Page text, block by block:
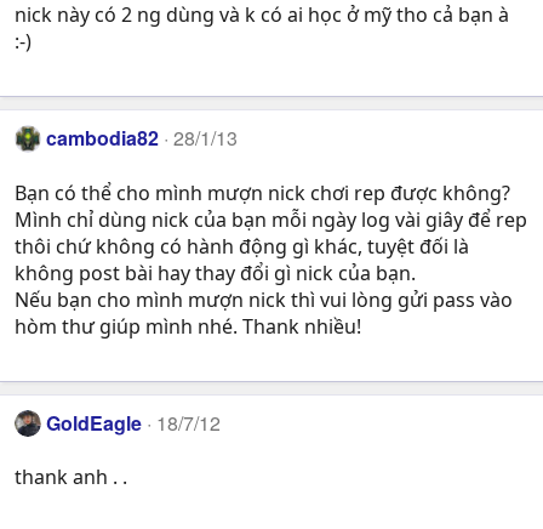
nick này có 2 ng dùng và k có ai học ở mỹ tho cả bạn à
:-)
cambodia82 28/1/13
Bạn có thể cho mình mượn nick chơi rep được không?
Mình chỉ dùng nick của bạn mỗi ngày log vài giây để rep
thôi chứ không có hành động gì khác, tuyệt đối là
không post bài hay thay đổi gì nick của bạn.
Nếu bạn cho mình mượn nick thì vui lòng gửi pass vào
hòm thư giúp mình nhé. Thank nhiều!
GoldEagle 18/7/12
thank anh . .